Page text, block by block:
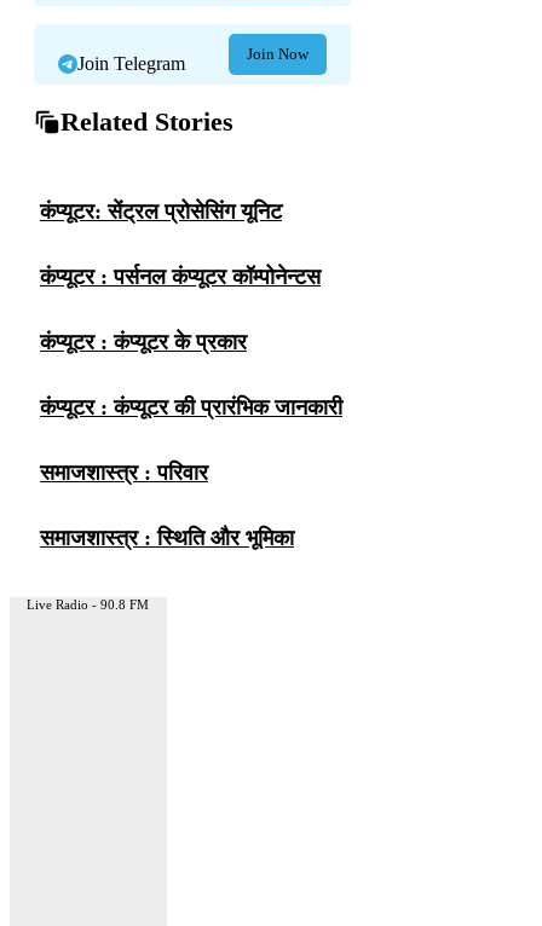
Join Telegram Join Now
Related Stories
कंप्यूटर: सेंट्रल प्रोसेसिंग यूनिट
कंप्यूटर : पर्सनल कंप्यूटर कॉम्पोनेन्टस
कंप्यूटर : कंप्यूटर के प्रकार
कंप्यूटर : कंप्यूटर की प्रारंभिक जानकारी
समाजशास्त्र : परिवार
समाजशास्त्र : स्थिति और भूमिका
Live Radio - 90.8 FM